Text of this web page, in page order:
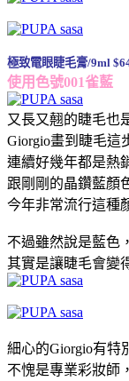
極致電眼睫毛膏/9ml
使用色號001雀藍
又長又翹的睫毛也
Giorgio畫到睫毛這
連續好幾年都是熱
跟剛剛的晶鑽藍顏
今年非常流行這種
不過雖然說是藍色
其實是讓睫毛會變
細心的Giorgio有特
不愧是專業彩妝師